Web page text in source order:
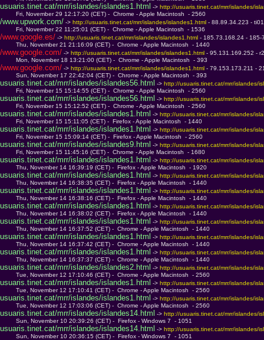
usuaris.tinet.cat/mrr/islandes/islandes1.html -> http://usuaris.tinet.cat/mrr/islandes/
Fri, November 29 12:17:20 (CET) -  Chrome - Apple Macintosh  - 2560
/www.upwork.com/ -> http://usuaris.tinet.cat/mrr/islandes/islandes1.html - 88.89.34.223 -
Fri, November 22 11:25:01 (CET) -  Chrome - Apple Macintosh  - 1536
/www.google.es/ -> http://usuaris.tinet.cat/mrr/islandes/islandes1.html - 185.73.168.24 - 185-
Thu, November 21 21:16:09 (CET) -  Chrome - Apple Macintosh  - 1440
/www.google.com/ -> http://usuaris.tinet.cat/mrr/islandes/islandes1.html - 95.131.169.252 -
Mon, November 18 13:21:00 (CET) -  Chrome - Apple Macintosh  - 393
/www.google.com/ -> http://usuaris.tinet.cat/mrr/islandes/islandes1.html - 79.153.173.211 -
Sun, November 17 22:42:04 (CET) -  Chrome - Apple Macintosh  - 393
usuaris.tinet.cat/mrr/islandes/islandes56.html -> http://usuaris.tinet.cat/mrr/islandes/
Fri, November 15 15:14:55 (CET) -  Chrome - Apple Macintosh  - 2560
usuaris.tinet.cat/mrr/islandes/islandes56.html -> http://usuaris.tinet.cat/mrr/islandes/
Fri, November 15 15:12:52 (CET) -  Chrome - Apple Macintosh  - 2560
usuaris.tinet.cat/mrr/islandes/islandes1.html -> http://usuaris.tinet.cat/mrr/islandes/
Fri, November 15 15:11:05 (CET) -  Firefox - Apple Macintosh  - 1440
usuaris.tinet.cat/mrr/islandes/islandes1.html -> http://usuaris.tinet.cat/mrr/islandes/
Fri, November 15 15:09:14 (CET) -  Firefox - Apple Macintosh  - 2560
usuaris.tinet.cat/mrr/islandes/islandes9.html -> http://usuaris.tinet.cat/mrr/islandes/
Fri, November 15 11:45:16 (CET) -  Chrome - Apple Macintosh  - 1680
usuaris.tinet.cat/mrr/islandes/islandes1.html -> http://usuaris.tinet.cat/mrr/islandes/
Thu, November 14 16:39:19 (CET) -  Firefox - Apple Macintosh  - 1920
usuaris.tinet.cat/mrr/islandes/islandes1.html -> http://usuaris.tinet.cat/mrr/islandes/
Thu, November 14 16:38:35 (CET) -  Firefox - Apple Macintosh  - 1440
usuaris.tinet.cat/mrr/islandes/islandes1.html -> http://usuaris.tinet.cat/mrr/islandes/
Thu, November 14 16:38:16 (CET) -  Firefox - Apple Macintosh  - 1440
usuaris.tinet.cat/mrr/islandes/islandes1.html -> http://usuaris.tinet.cat/mrr/islandes/
Thu, November 14 16:38:02 (CET) -  Firefox - Apple Macintosh  - 1440
usuaris.tinet.cat/mrr/islandes/islandes1.html -> http://usuaris.tinet.cat/mrr/islandes/
Thu, November 14 16:37:52 (CET) -  Chrome - Apple Macintosh  - 1440
usuaris.tinet.cat/mrr/islandes/islandes1.html -> http://usuaris.tinet.cat/mrr/islandes/
Thu, November 14 16:37:42 (CET) -  Chrome - Apple Macintosh  - 1440
usuaris.tinet.cat/mrr/islandes/islandes1.html -> http://usuaris.tinet.cat/mrr/islandes/
Thu, November 14 16:37:37 (CET) -  Chrome - Apple Macintosh  - 1440
usuaris.tinet.cat/mrr/islandes/islandes2.html -> http://usuaris.tinet.cat/mrr/islandes/
Tue, November 12 17:10:46 (CET) -  Chrome - Apple Macintosh  - 2560
usuaris.tinet.cat/mrr/islandes/islandes1.html -> http://usuaris.tinet.cat/mrr/islandes/
Tue, November 12 17:10:41 (CET) -  Chrome - Apple Macintosh  - 2560
usuaris.tinet.cat/mrr/islandes/islandes1.html -> http://usuaris.tinet.cat/mrr/islandes/
Tue, November 12 17:03:06 (CET) -  Chrome - Apple Macintosh  - 2560
usuaris.tinet.cat/mrr/islandes/islandes14.html -> http://usuaris.tinet.cat/mrr/islandes/
Sun, November 10 20:39:26 (CET) -  Firefox - Windows 7  - 1051
usuaris.tinet.cat/mrr/islandes/islandes14.html -> http://usuaris.tinet.cat/mrr/islandes/
Sun, November 10 20:36:15 (CET) -  Firefox - Windows 7  - 1051